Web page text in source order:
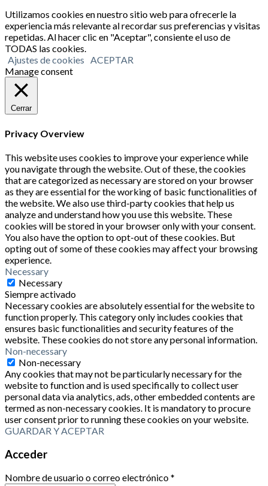
Utilizamos cookies en nuestro sitio web para ofrecerle la
experiencia más relevante al recordar sus preferencias y visitas
repetidas. Al hacer clic en "Aceptar", consiente el uso de
TODAS las cookies.
Ajustes de cookies ACEPTAR
Manage consent
Cerrar
Privacy Overview
This website uses cookies to improve your experience while
you navigate through the website. Out of these, the cookies
that are categorized as necessary are stored on your browser
as they are essential for the working of basic functionalities of
the website. We also use third-party cookies that help us
analyze and understand how you use this website. These
cookies will be stored in your browser only with your consent.
You also have the option to opt-out of these cookies. But
opting out of some of these cookies may affect your browsing
experience.
Necessary
Necessary
Siempre activado
Necessary cookies are absolutely essential for the website to
function properly. This category only includes cookies that
ensures basic functionalities and security features of the
website. These cookies do not store any personal information.
Non-necessary
Non-necessary
Any cookies that may not be particularly necessary for the
website to function and is used specifically to collect user
personal data via analytics, ads, other embedded contents are
termed as non-necessary cookies. It is mandatory to procure
user consent prior to running these cookies on your website.
GUARDAR Y ACEPTAR
Acceder
Nombre de usuario o correo electrónico*